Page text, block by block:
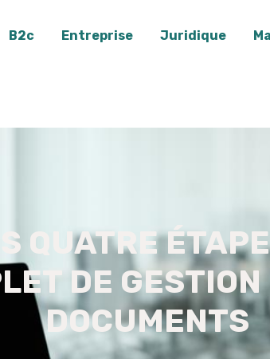
B2c Entreprise Juridique
QUATRE
DE
DOCUMENTS